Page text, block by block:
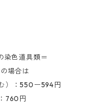
染色道具類＝
場合は
）：550ー594円
760円